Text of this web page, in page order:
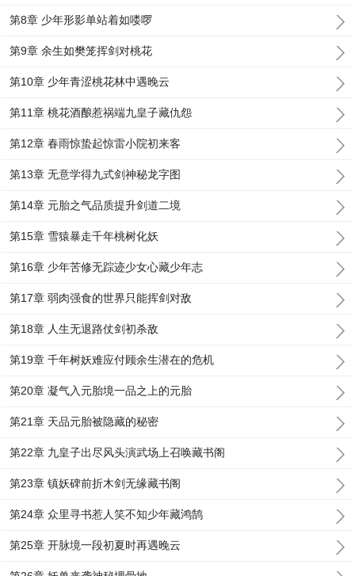
第8章 少年形影单站着如喽啰
第9章 余生如樊笼挥剑对桃花
第10章 少年青涩桃花林中遇晚云
第11章 桃花酒酿惹祸端九皇子藏仇怨
第12章 春雨惊蛰起惊雷小院初来客
第13章 无意学得九式剑神秘龙字图
第14章 元胎之气品质提升剑道二境
第15章 雪猿暴走千年桃树化妖
第16章 少年苦修无踪迹少女心藏少年志
第17章 弱肉强食的世界只能挥剑对敌
第18章 人生无退路仗剑初杀敌
第19章 千年树妖难应付顾余生潜在的危机
第20章 凝气入元胎境一品之上的元胎
第21章 天品元胎被隐藏的秘密
第22章 九皇子出尽风头演武场上召唤藏书阁
第23章 镇妖碑前折木剑无缘藏书阁
第24章 众里寻书惹人笑不知少年藏鸿鹄
第25章 开脉境一段初夏时再遇晚云